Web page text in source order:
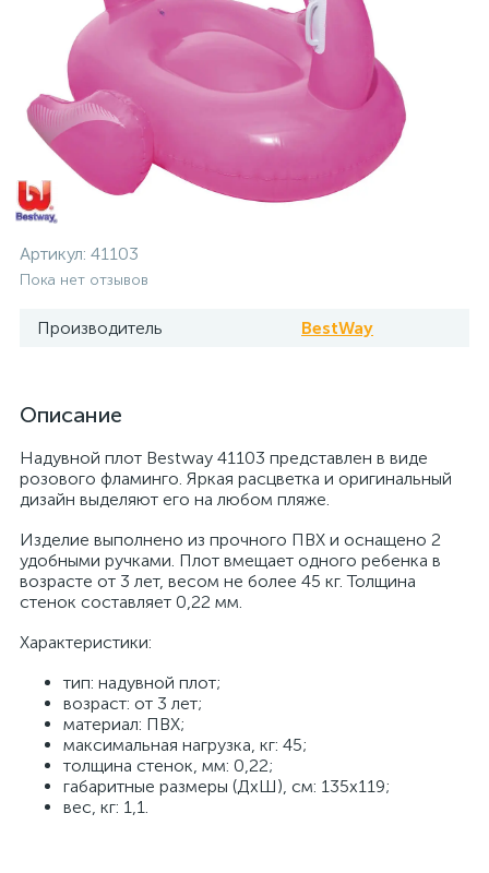
Артикул: 41103
Пока нет отзывов
Производитель BestWay
Описание
Надувной плот Bestway 41103 представлен в виде
розового фламинго. Яркая расцветка и оригинальный
дизайн выделяют его на любом пляже.
Изделие выполнено из прочного ПВХ и оснащено 2
удобными ручками. Плот вмещает одного ребенка в
возрасте от 3 лет, весом не более 45 кг. Толщина
стенок составляет 0,22 мм.
Характеристики:
тип: надувной плот;
возраст: от 3 лет;
материал: ПВХ;
максимальная нагрузка, кг: 45;
толщина стенок, мм: 0,22;
габаритные размеры (ДхШ), см: 135x119;
вес, кг: 1,1.